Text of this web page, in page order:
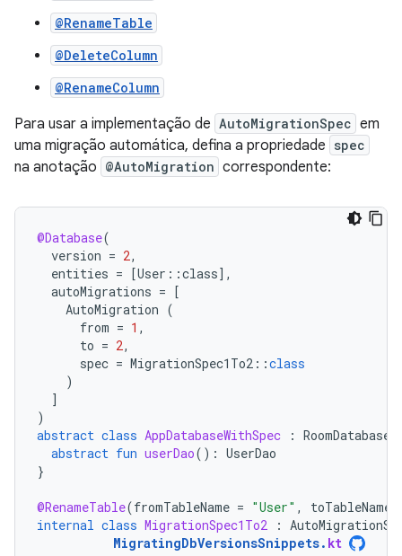
@RenameTable
@DeleteColumn
@RenameColumn
Para usar a implementação de AutoMigrationSpec em
uma migração automática, defina a propriedade spec
na anotação @AutoMigration correspondente:
@Database(
version = 2,
entities = [User ::class] ,
autoMigrations = [
AutoMigration (
from = 1 ,
to = 2,
spec = MigrationSpec1To2 ::class
)
]
)
abstract class AppDatabaseWithSpec : RoomDatabase
abstract fun userDao(): UserDao
}
@RenameTable(fromTableName = "User" , toTableName
internal class MigrationSpec1To2 :
MigratingDbVersionsSnippets. kt